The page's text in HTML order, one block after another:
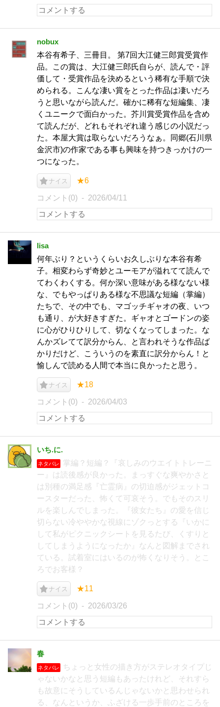
nobux
本谷有希子、三冊目。 第7回大江健三郎賞受賞作
品。この賞は、大江健三郎氏自らが、読んで・評
価して・受賞作品を決めるという稀有な手順で決
められる。こんな凄い賞をとった作品は凄いだろ
うと思いながら読んだ。確かに稀有な短編集、凄
くユニークで面白かった。芥川賞受賞作品を含め
て読んだが、どれもそれぞれ違う感じの小説だっ
た。本屋大賞は取らないだろうなぁ。同郷(石川県
金沢市)の作家である事も興味を持つきっかけの一
つになった。
ナイス ★6
コメント(0) 2026/04/11
lisa
何年ぶり？というくらいお久しぶりな本谷有希
子。相変わらず奇妙とユーモアが溢れてて読んで
てわくわくする。何か深い意味がある様なない様
な、でもやっぱりある様な不思議な短編（掌編）
たちで、その中でも、マゴッチギャオの夜、いつ
も通り、が大好きすぎた。ギャオとゴードンの姿
に心がひりひりして、切なくなってしまった。な
んかズレてて訳分からん、と言われそうな作品ば
かりだけど、こういうのを素直に訳分からん！と
愉しんで読める人間で本当に良かったと思う。
ナイス ★18
コメント(0) 2026/04/03
いち.に.
ネタバレ
掌編？短編？『哀しみのウエイトトレーニ
ー』は読後感が良かった。まっすぐな爽やかさと
は別種の満足感『亡霊病』の切迫感がジェットコ
ースターだった、怖くて可哀そう。でもそのスリ
ルを楽しんでしまった。『彼女たち』の愛を信じ
切らない冷ややかな視線にゾクっとする『いかに
して私がピクニックシートを見るたび、くすりと
してしまうようになったか』なんと図解までされ
ている。試着室にはいるのが怖くなりそう。とこ
ろでお客様？
ナイス ★11
コメント(0) 2026/03/26
春
ネタバレ
ちょっと女性の描き方がステレオタイプじ
ゃないかなと思う短編もあったけれど、それすら
も故意にそうしているんじゃないかと思わせられ
る、なんというか、ふざける一歩手前のところを